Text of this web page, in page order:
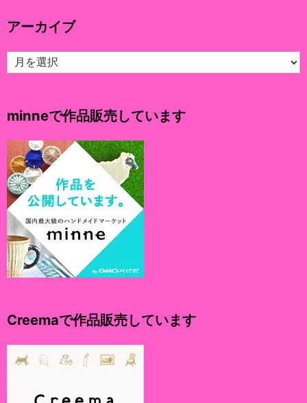
ー
アーカイブ
ア
ー
ブ
minneで作品販売しています
Creemaで作品販売しています